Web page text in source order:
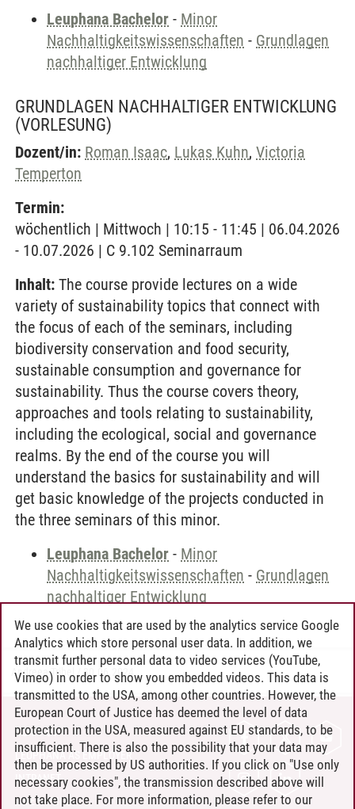
Leuphana Bachelor - Minor
Nachhaltigkeitswissenschaften - Grundlagen
nachhaltiger Entwicklung
GRUNDLAGEN NACHHALTIGER ENTWICKLUNG
(VORLESUNG)
Dozent/in: Roman Isaac, Lukas Kuhn, Victoria
Temperton
Termin:
wöchentlich | Mittwoch | 10:15 - 11:45 | 06.04.2026
- 10.07.2026 | C 9.102 Seminarraum
Inhalt: The course provide lectures on a wide
variety of sustainability topics that connect with
the focus of each of the seminars, including
biodiversity conservation and food security,
sustainable consumption and governance for
sustainability. Thus the course covers theory,
approaches and tools relating to sustainability,
including the ecological, social and governance
realms. By the end of the course you will
understand the basics for sustainability and will
get basic knowledge of the projects conducted in
the three seminars of this minor.
Leuphana Bachelor - Minor
Nachhaltigkeitswissenschaften - Grundlagen
nachhaltiger Entwicklung
Andreea Tribel 30.06.2024
CONTACT
LEUPHANA AS EMPLOYER
INTRANET
SITE NOTICE
We use cookies that are used by the analytics service Google
Analytics which store personal user data. In addition, we
transmit further personal data to video services (YouTube,
Vimeo) in order to show you embedded videos. This data is
transmitted to the USA, among other countries. However, the
European Court of Justice has deemed the level of data
protection in the USA, measured against EU standards, to be
insufficient. There is also the possibility that your data may
then be processed by US authorities. If you click on "Use only
necessary cookies", the transmission described above will
not take place. For more information, please refer to our